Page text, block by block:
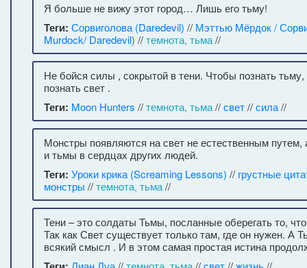
Я больше не вижу этот город… Лишь его тьму!
Теги: Сорвиголова (Daredevil) // Мэттью Мёрдок /
Murdock/ Daredevil) //темнота, тьма//
Не бойся силы , сокрытой в тени. Чтобы познать
познать свет .
Теги: Moon Hunters //темнота, тьма//свет//сила//
Монстры появляются на свет не естественным путем,
и тьмы в сердцах других людей.
Теги: Уроки крика (Screaming Lessons) // грустные
монстры //темнота, тьма//
Тени – это солдаты Тьмы, посланные оберегать то,
Так как Свет существует только там, где он нужен. А
всякий смысл . И в этом самая простая истина